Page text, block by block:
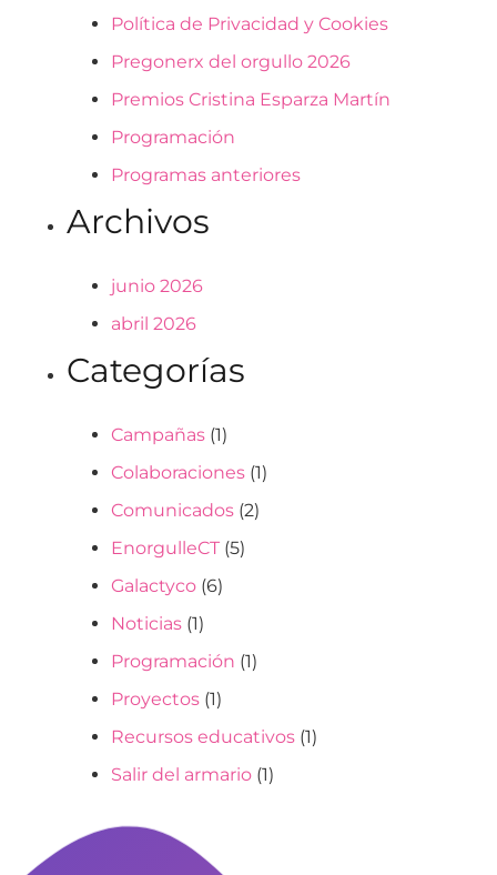
Política de Privacidad y Cookies
Pregonerx del orgullo 2026
Premios Cristina Esparza Martín
Programación
Programas anteriores
Archivos
junio 2026
abril 2026
Categorías
Campañas (1)
Colaboraciones (1)
Comunicados (2)
EnorgulleCT (5)
Galactyco (6)
Noticias (1)
Programación (1)
Proyectos (1)
Recursos educativos (1)
Salir del armario (1)